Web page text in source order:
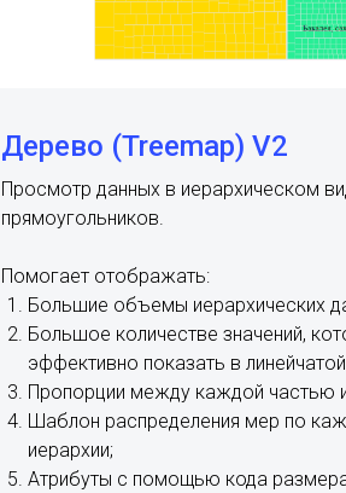
Дерево (Treemap) V2
Просмотр данных в иерархическом
прямоугольников.
Помогает отображать:
Большие объемы иерархических
Большое количестве значений,
эффективно показать в
Пропорции между каждой частью
Шаблон распределения мер по
иерархии;
Атрибуты с помощью кода